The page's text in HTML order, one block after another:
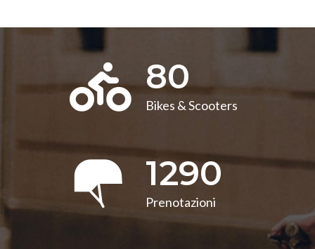
80
Bikes & Scooters
1290
Prenotazioni